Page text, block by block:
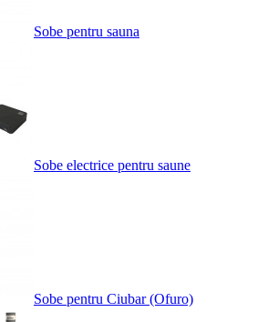
Sobe pentru sauna
Sobe electrice pentru saune
Sobe pentru Ciubar (Ofuro)